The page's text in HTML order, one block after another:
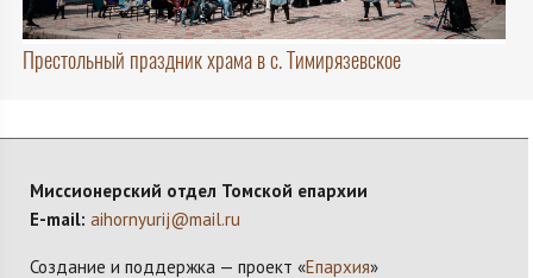
Престольный праздник храма в с. Тимирязевское
Миссионерский отдел Томской епархии
E-mail: aihornyurij@mail.ru
Создание и поддержка — проект «Епархия»